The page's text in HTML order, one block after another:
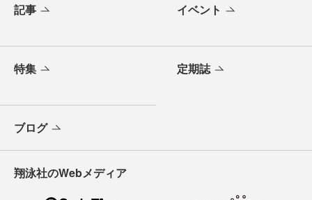
記事 イベント
特集 定期誌
ブログ
翔泳社のWebメディア